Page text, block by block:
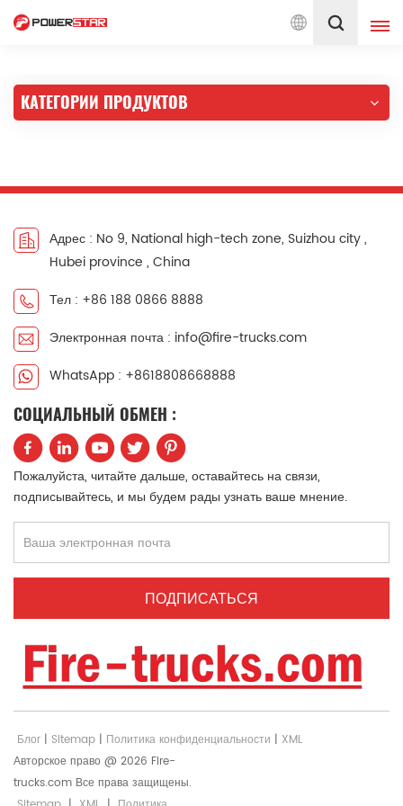
пожарным автомобилям с 1990 года Русский
English
italiano español
português Nederlands
العربية
中文
Filipino မြန်မာ
КАТЕГОРИИ ПРОДУКТОВ
Адрес : No 9, National high-tech zone, Suizhou city ,
Hubei province , China
Тел : +86 188 0866 8888
Электронная почта : info@fire-trucks.com
WhatsApp : +8618808668888
СОЦИАЛЬНЫЙ ОБМЕН :
Пожалуйста, читайте дальше, оставайтесь на связи,
подписывайтесь, и мы будем рады узнать ваше мнение.
Блог | Sitemap | Политика конфиденциальности | XML
Авторское право @ 2026 Fire-
trucks.com Все права защищены.